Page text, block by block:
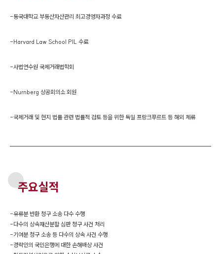
-동국대학교 부동산자산관리 최고경영자과정 수료
-Harvard Law School PIL 수료
-사법연수원 국제거래법학회
-Nurnberg 상공회의소 회원
-국제거래 및 현지 법률 관련 법률적 검토 등을 위한 독일 프랑크푸르트 등 해외 체류
주요실적
-유류분 반환 청구 소송 다수 수행
-다수의 상속재산분할 심판 청구 사건 처리
-기여분 청구 소송 등 다수의 상속 사건 수행
-경락인의 국민은행에 대한 손해배상 사건